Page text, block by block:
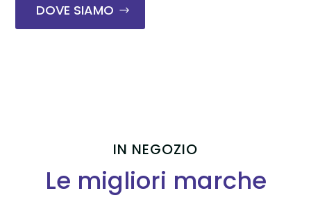
DOVE SIAMO
IN NEGOZIO
Le migliori marche